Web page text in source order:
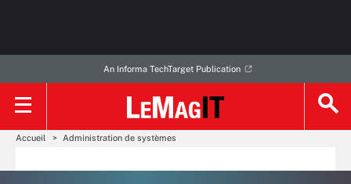
An Informa TechTarget Publication
Accueil Administration de systèmes